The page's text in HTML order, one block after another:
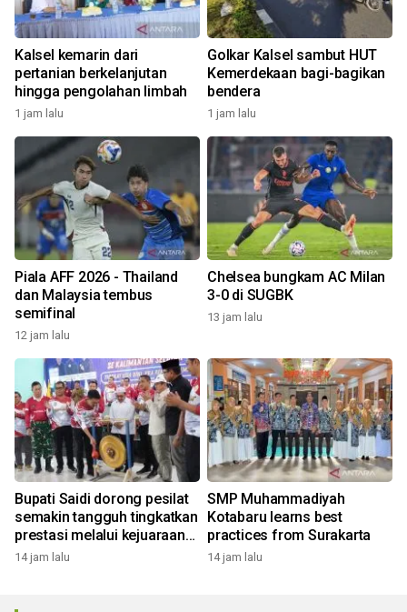
Kalsel kemarin dari
pertanian berkelanjutan
hingga pengolahan limbah
1 jam lalu
Golkar Kalsel sambut HUT
Kemerdekaan bagi-bagikan
bendera
1 jam lalu
Piala AFF 2026 - Thailand
dan Malaysia tembus
semifinal
12 jam lalu
Chelsea bungkam AC Milan
3-0 di SUGBK
13 jam lalu
Bupati Saidi dorong pesilat
semakin tangguh tingkatkan
prestasi melalui kejuaraan
Piala Bupati
14 jam lalu
SMP Muhammadiyah
Kotabaru learns best
practices from Surakarta
14 jam lalu